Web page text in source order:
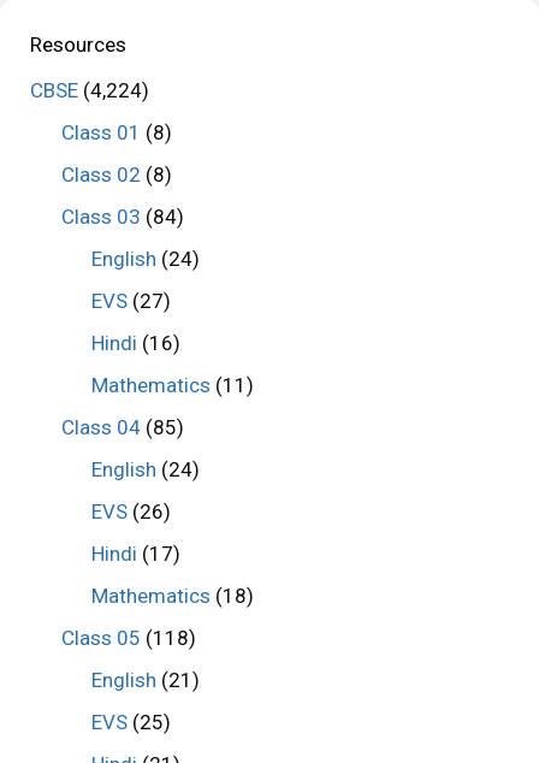
Resources
CBSE (4,224)
Class 01 (8)
Class 02 (8)
Class 03 (84)
English (24)
EVS (27)
Hindi (16)
Mathematics (11)
Class 04(85)
English (24)
EVS (26)
Hindi (17)
Mathematics (18)
Class 05 (118)
English (21)
EVS (25)